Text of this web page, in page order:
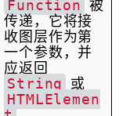
Function 被
传递，它将接
收图层作为第
一个参数，并
应返回
String
或
HTMLElemen